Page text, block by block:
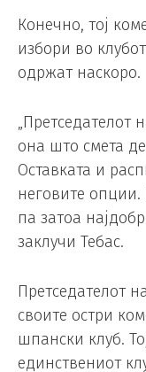
Конечно, тој
избори во
одржат наскоро.
„Претседателот
она што смета
Оставката и
неговите опции.
па затоа
заклучи Тебас.
Претседателот
своите остри
шпански клуб.
единствениот